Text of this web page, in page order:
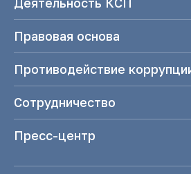
Правовая основа
Противодействие
Сотрудничество
Пресс-центр